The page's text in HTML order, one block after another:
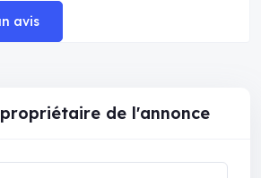
avis
de l'annonce